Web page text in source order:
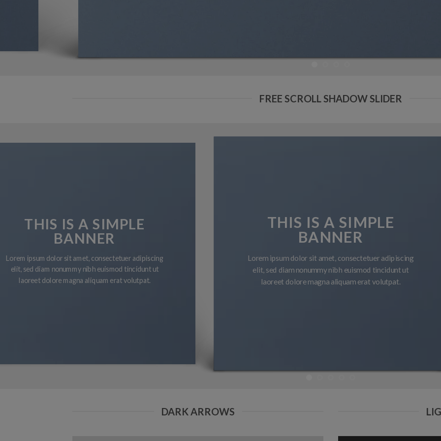
FREE SCROLL SHADOW SLIDER
THIS IS A SIMPLE
BANNER
Lorem ipsum dolor sit amet, consectetuer adipiscing
elit, sed diam nonummy nibh euismod tincidunt ut
laoreet dolore magna aliquam erat volutpat.
THIS IS A SIMPLE
BANNER
adipiscing elit, sed diam nonummy nibh
tincidunt ut laoreet dolore magna
volutpat.
DARK ARROWS